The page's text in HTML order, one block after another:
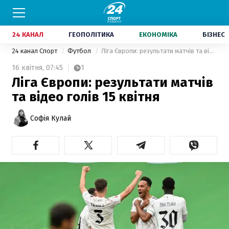
24 КАНАЛ ГЕОПОЛІТИКА ЕКОНОМІКА БІЗНЕС
24 канал Спорт Футбол Ліга Європи: результати матчів та відео голів 15 квітня
16 квітня, 07:45 1
Ліга Європи: результати матчів
та відео голів 15 квітня
Софія Кулай